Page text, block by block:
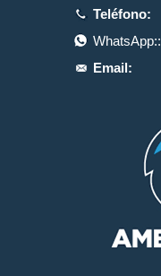
Teléfono:
WhatsApp::
Email: